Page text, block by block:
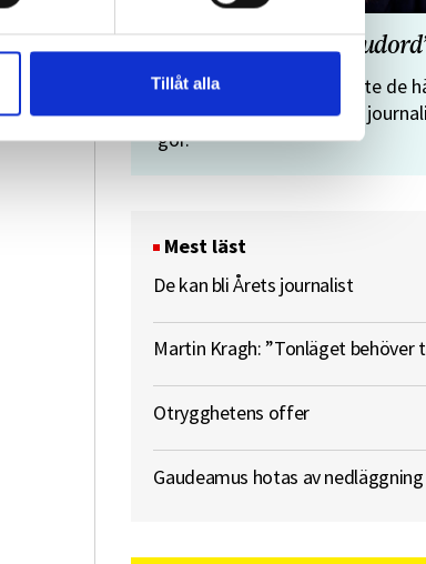
Tillåt alla
”Journalistens tio
Malin Crona:
Följer du inte de
budorden? Då är det inte
gör.
Mest läst
De kan bli Årets journalist
Martin Kragh: ”Tonläget behöver
Otrygghetens offer
Gaudeamus hotas av nedläggning